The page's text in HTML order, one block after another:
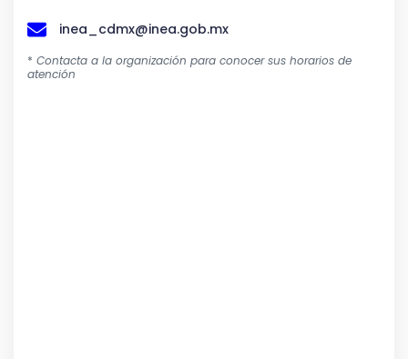
inea_cdmx@inea.gob.mx
* Contacta a la organización para conocer sus horarios de
atención